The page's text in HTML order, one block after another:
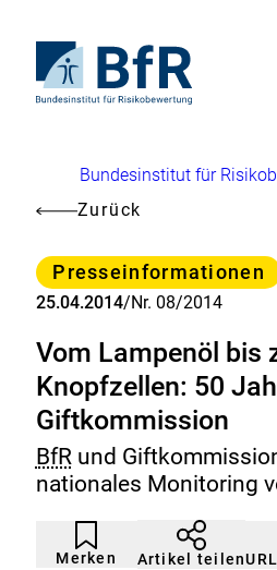
Seiteninhalt
springenStartseite
von
Brotkrumennavigation
Bundesinstitut für
Zurück
Kategorie
Presseinformationen
25.04.2014/Nr. 08/2014
Vom Lampenöl bis
Knopfzellen: 50
Giftkommission
BfRund
nationales Monitoring
Merken
Artikel
nicht
gemerkt
Durch
Klicken
der
Artikel teilen